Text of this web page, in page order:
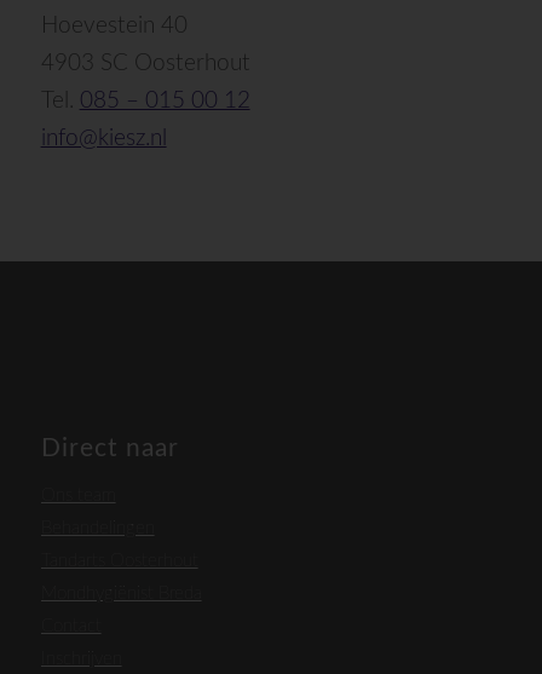
Hoevestein 40
4903 SC Oosterhout
Tel. 085 – 015 00 12
info@kiesz.nl
Direct naar